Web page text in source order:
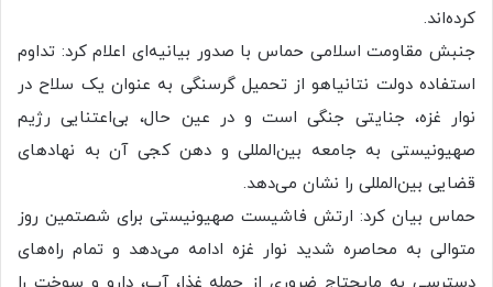
کرده‌اند.
جنبش مقاومت اسلامی حماس با صدور بیانیه‌ای اعلام کرد: تداوم
استفاده دولت نتانیاهو از تحمیل گرسنگی به عنوان یک سلاح در
نوار غزه، جنایتی جنگی است و در عین حال، بی‌اعتنایی رژیم
صهیونیستی به جامعه بین‌المللی و دهن کجی آن به نهادهای
قضایی بین‌المللی را نشان می‌دهد.
حماس بیان کرد: ارتش فاشیست صهیونیستی برای شصتمین روز
متوالی به محاصره شدید نوار غزه ادامه می‌دهد و تمام راه‌های